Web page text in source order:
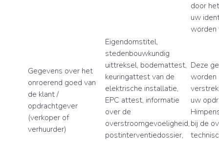
door
uw
worden
Gegevens over het
onroerend goed van
de klant /
opdrachtgever
(verkoper of
verhuurder)
Eigendomstitel,
stedenbouwkundig
uittreksel, bodemattest,
keuringattest van de
elektrische installatie,
EPC attest, informatie
over de
overstroomgevoeligheid,
postinterventiedossier,
Deze
worden
uw
bij de